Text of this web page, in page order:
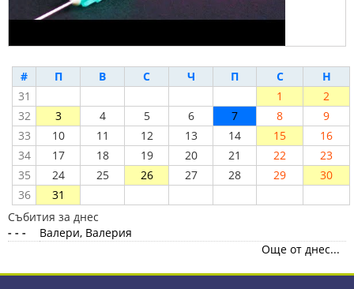
# П В С Ч П С
Н
31
1
2
32
3 4 5 6 7 8
9
33
10 11 12 13 14 15
16
34
17 18 19 20 21 22
23
35
24 25 26 27 28 29
30
36
31
Събития за днес
- - -
Валери, Валерия
Още от днес...